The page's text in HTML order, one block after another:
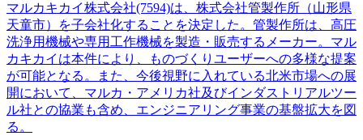
マルカキカイ株式会社(7594)は、株式会社管製作所（山形県
天童市）を子会社化することを決定した。管製作所は、高圧
洗浄用機械や専用工作機械を製造・販売するメーカー。マル
カキカイは本件により、ものづくりユーザーへの多様な提案
が可能となる。また、今後視野に入れている北米市場への展
開において、マルカ・アメリカ社及びインダストリアルツー
ル社との協業も含め、エンジニアリング事業の基盤拡大を図
る。